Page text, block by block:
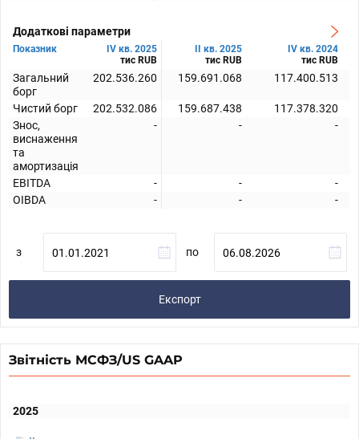
Додаткові параметри
Показник
IV кв. 2025
тис RUB
II кв. 2025
тис RUB
IV кв. 2024
тис RUB
Загальний
борг
202.536.260 159.691.068 117.400.513
Чистий борг 202.532.086 159.687.438
117.378.320
Знос,
виснаження
та
амортизація
- - -
EBITDA - -
-
OIBDA
- - -
з по
Експорт
Звітність МСФЗ/US GAAP
2025